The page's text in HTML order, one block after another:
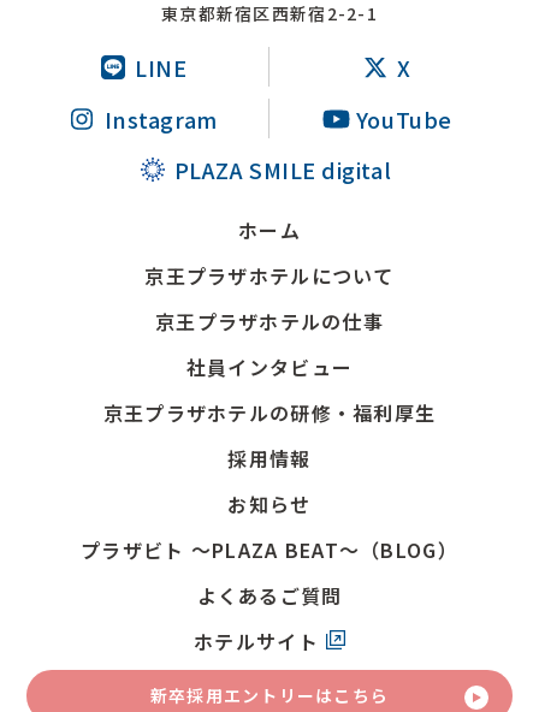
東京都新宿区西新宿2-2-1
LINE
X
Instagram
YouTube
PLAZA SMILE digital
ホーム
京王プラザホテルについて
京王プラザホテルの仕事
社員インタビュー
京王プラザホテルの研修・福利厚生
採用情報
お知らせ
プラザビト ～PLAZA BEAT～（BLOG）
よくあるご質問
ホテルサイト
新卒採用エントリーはこちら